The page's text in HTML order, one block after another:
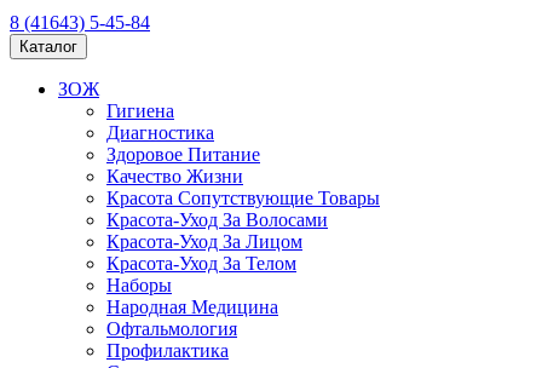
8 (41643) 5-45-84
Каталог
ЗОЖ
Гигиена
Диагностика
Здоровое Питание
Качество Жизни
Красота Сопутствующие Товары
Красота-Уход За Волосами
Красота-Уход За Лицом
Красота-Уход За Телом
Наборы
Народная Медицина
Офтальмология
Профилактика